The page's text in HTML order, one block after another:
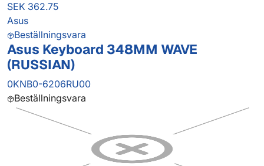
SEK 362.75
Asus
Beställningsvara
Asus Keyboard 348MM WAVE
(RUSSIAN)
0KNB0-6206RU00
Beställningsvara